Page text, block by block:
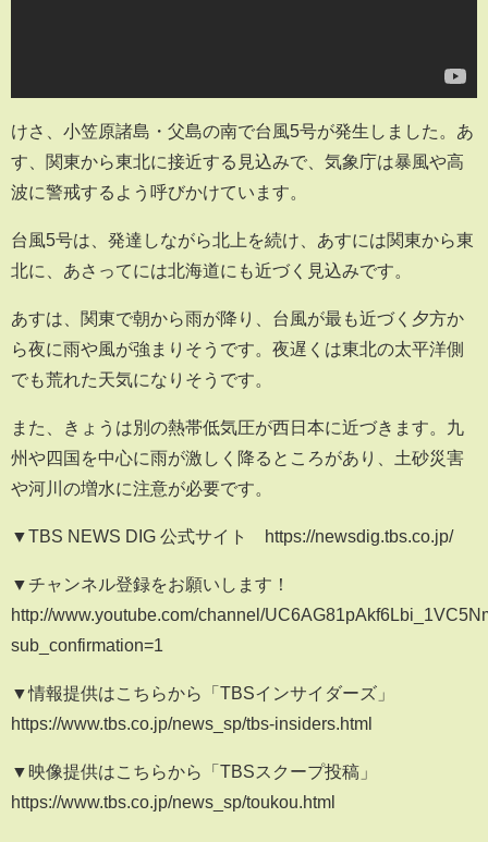
けさ、小笠原諸島・父島の南で台風5号が発生しました。あ
す、関東から東北に接近する見込みで、気象庁は暴風や高
波に警戒するよう呼びかけています。
台風5号は、発達しながら北上を続け、あすには関東から東
北に、あさってには北海道にも近づく見込みです。
あすは、関東で朝から雨が降り、台風が最も近づく夕方か
ら夜に雨や風が強まりそうです。夜遅くは東北の太平洋側
でも荒れた天気になりそうです。
また、きょうは別の熱帯低気圧が西日本に近づきます。九
州や四国を中心に雨が激しく降るところがあり、土砂災害
や河川の増水に注意が必要です。
▼TBS NEWS DIG 公式サイト https://newsdig.tbs.co.jp/
▼チャンネル登録をお願いします！
http://www.youtube.com/channel/
sub_confirmation=1
▼情報提供はこちらから「TBSインサイダーズ」
https://www.tbs.co.jp/news_sp/tbs-insiders.html
▼映像提供はこちらから「TBSスクープ投稿」
https://www.tbs.co.jp/news_sp/toukou.html